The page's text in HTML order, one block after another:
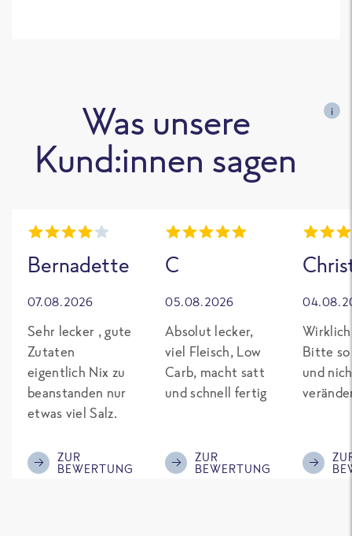
Was unsere
Kund:innen sagen
i
Bernadette
07.08.2026
Sehr lecker , gute
Zutaten
eigentlich Nix zu
beanstanden nur
etwas viel Salz.
ZUR
BEWERTUNG
C
05.08.2026
Absolut lecker,
viel Fleisch, Low
Carb, macht satt
und schnell fertig
ZUR
BEWERTUNG
Bitte so
und